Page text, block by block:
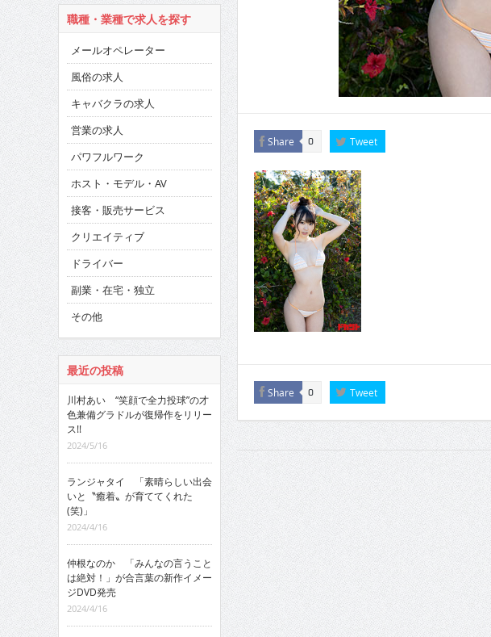
Share 0 Tweet
Share 0 Tweet
職種・業種で求人を探す
メールオペレーター
風俗の求人
キャバクラの求人
営業の求人
パワフルワーク
ホスト・モデル・AV
接客・販売サービス
クリエイティブ
ドライバー
副業・在宅・独立
その他
最近の投稿
川村あい “笑顔で全力投球”の才
色兼備グラドルが復帰作をリリー
ス!!
2024/5/16
ランジャタイ 「素晴らしい出会
いと〝癒着〟が育ててくれた
(笑)」
2024/4/16
仲根なのか 「みんなの言うこと
は絶対！」が合言葉の新作イメー
ジDVD発売
2024/4/16